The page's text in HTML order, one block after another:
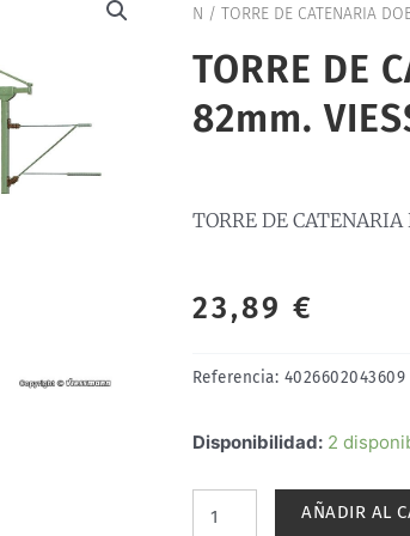
N / TORRE DE CATENARIA
TORRE DE
82mm.
TORRE DE
23,89 €
Referencia: 4026602043609
Disponibilidad: 2
TORRE
DOBLE
AÑADIR AL